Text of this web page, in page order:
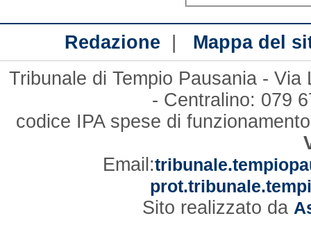
Redazione | Mappa del
Tribunale di Tempio Pausania -
- Centralino: 079
codice IPA spese di
Email:
Sito realizzato da